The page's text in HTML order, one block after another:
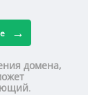
домена,
.